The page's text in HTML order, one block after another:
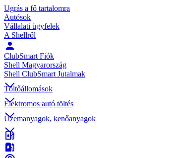
Ugrás a fő tartalomra
Autósok
Vállalati ügyfelek
A Shellről
ClubSmart Fiók
Shell Magyarország
Shell ClubSmart Jutalmak
Töltőállomások
Elektromos autó töltés
Üzemanyagok, kenőanyagok